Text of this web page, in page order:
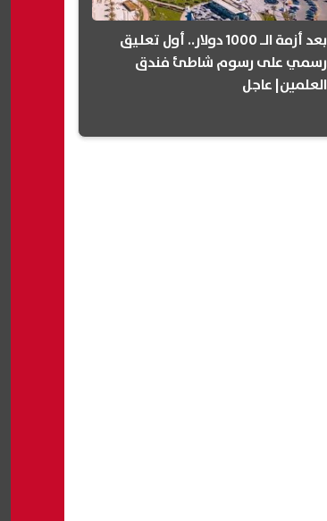
بعد أزمة الـ 1000 دولار.. أول تعليق
رسمي على رسوم شاطئ فندق
العلمين| عاجل